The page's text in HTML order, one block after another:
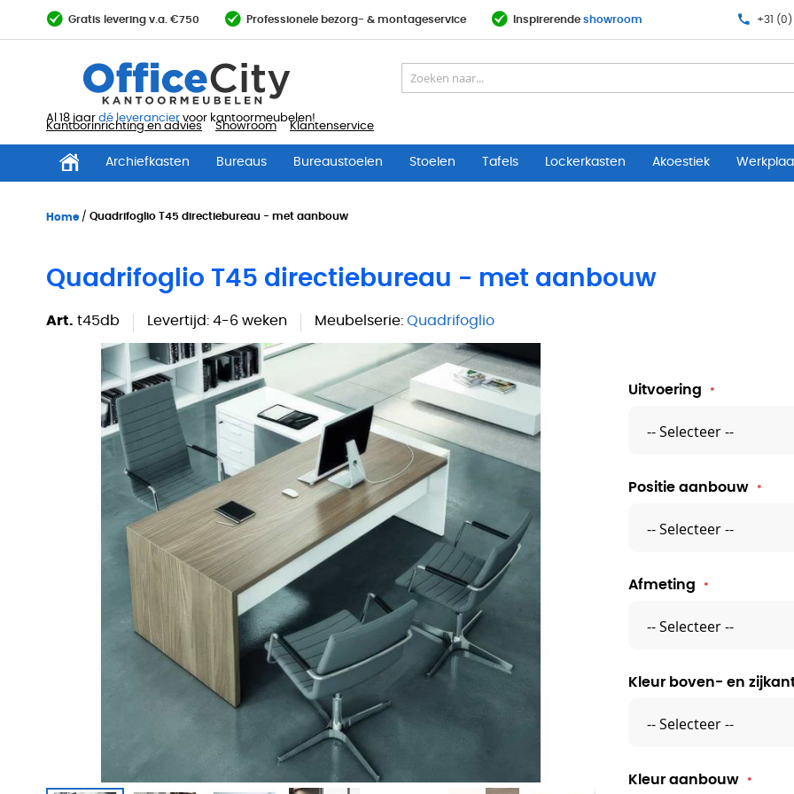
Gratis levering v.a. €750 Professionele bezorg- & montageservice Inspirerende showroom +31
Al 18 jaar dé leverancier voor kantoormeubelen!
Kantoorinrichting en advies Showroom Klantenservice
Archiefkasten Bureaus Bureaustoelen Stoelen Tafels Lockerkasten Akoestiek
Home Quadrifoglio T45 directiebureau - met aanbouw
Quadrifoglio T45 directiebureau - met aanbouw
Art. t45db Levertijd: 4-6 weken Meubelserie: Quadrifoglio
Uitvoering
Positie aanbouw
Afmeting
Kleur boven- en
Kleur aanbouw